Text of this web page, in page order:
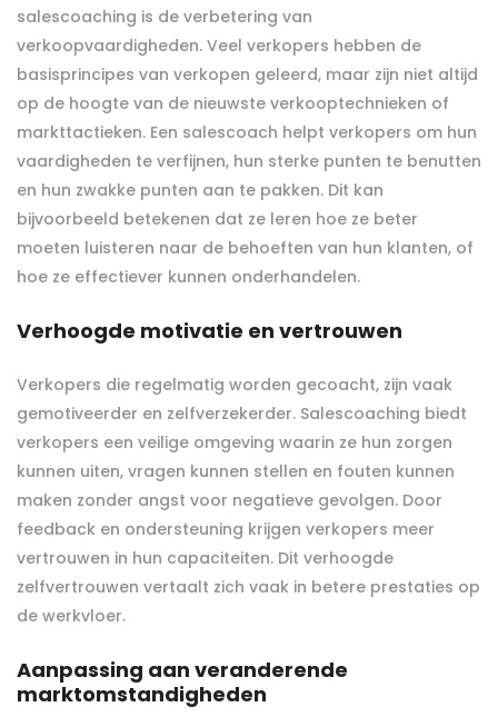
salescoaching is de verbetering van
verkoopvaardigheden. Veel verkopers hebben de
basisprincipes van verkopen geleerd, maar zijn niet altijd
op de hoogte van de nieuwste verkooptechnieken of
markttactieken. Een salescoach helpt verkopers om hun
vaardigheden te verfijnen, hun sterke punten te benutten
en hun zwakke punten aan te pakken. Dit kan
bijvoorbeeld betekenen dat ze leren hoe ze beter
moeten luisteren naar de behoeften van hun klanten, of
hoe ze effectiever kunnen onderhandelen.
Verhoogde motivatie en vertrouwen
Verkopers die regelmatig worden gecoacht, zijn vaak
gemotiveerder en zelfverzekerder. Salescoaching biedt
verkopers een veilige omgeving waarin ze hun zorgen
kunnen uiten, vragen kunnen stellen en fouten kunnen
maken zonder angst voor negatieve gevolgen. Door
feedback en ondersteuning krijgen verkopers meer
vertrouwen in hun capaciteiten. Dit verhoogde
zelfvertrouwen vertaalt zich vaak in betere prestaties op
de werkvloer.
Aanpassing aan veranderende
marktomstandigheden